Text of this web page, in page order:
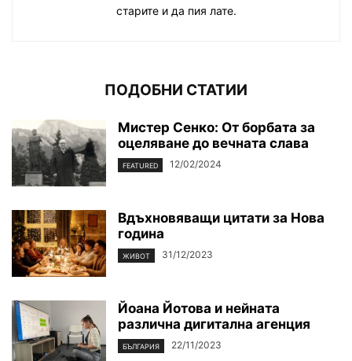
старите и да пия лате.
ПОДОБНИ СТАТИИ
Мистер Сенко: От борбата за
оцеляване до вечната слава
FEATURED 12/02/2024
Вдъхновяващи цитати за Нова
година
ЖИВОТ 31/12/2023
Йоана Йотова и нейната
различна дигитална агенция
БЪЛГАРИЯ 22/11/2023